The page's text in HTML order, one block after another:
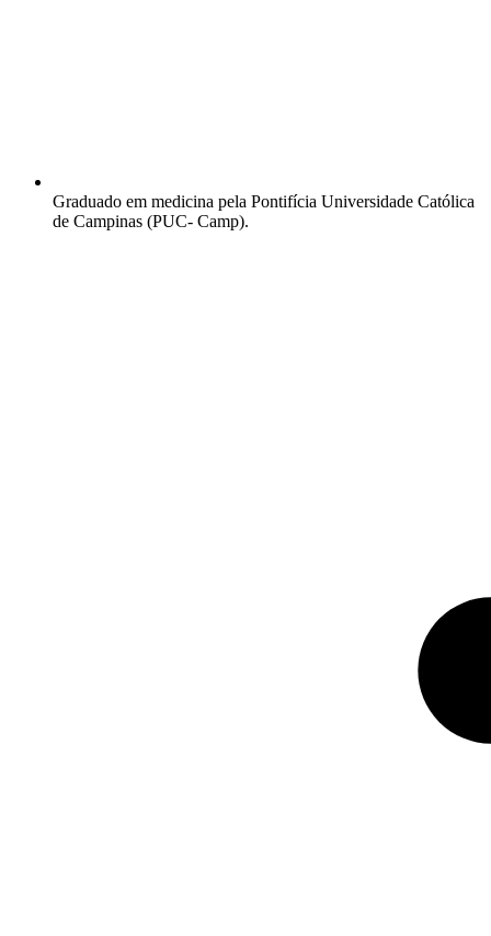
Graduado em medicina pela Pontifícia Universidade Católica
de Campinas (PUC- Camp).